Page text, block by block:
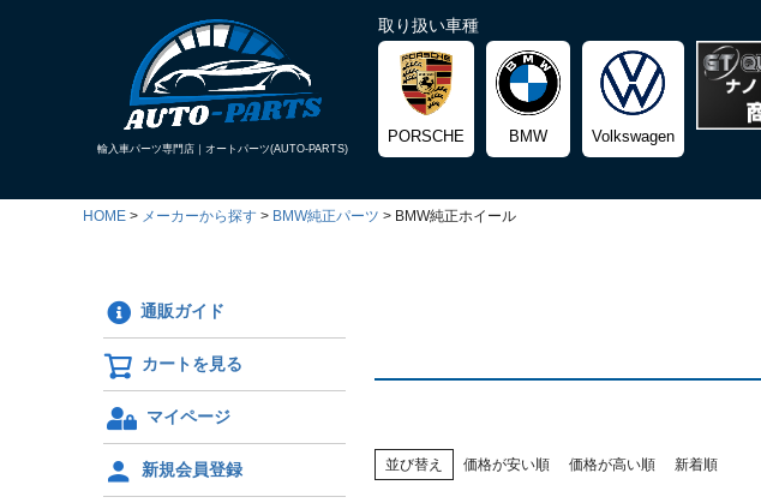
輸入車パーツ専門店｜オートパーツ(AUTO-PARTS)
取り扱い車種
PORSCHE BMW Volkswagen
HOME メーカーから探す BMW純正パーツ BMW純正ホイール
通販ガイド
カートを見る
マイページ
新規会員登録 並び替え 価格が安い順 価格が高い順 新着順